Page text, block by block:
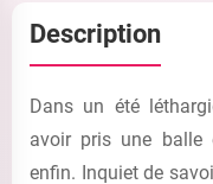
Description
Dans un été
avoir pris une balle
enfin. Inquiet de